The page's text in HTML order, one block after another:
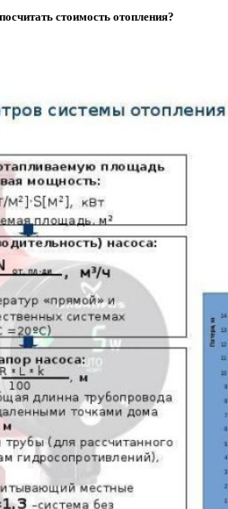
стоимость отопления?